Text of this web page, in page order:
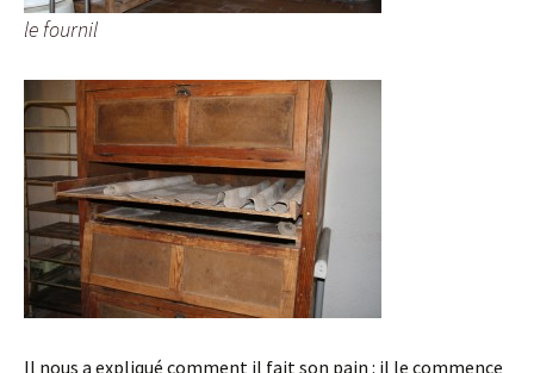
le fournil
Il nous a expliqué comment il fait son pain : il le commence